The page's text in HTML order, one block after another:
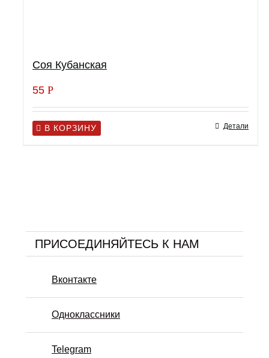
Соя Кубанская
55 Р
В КОРЗИНУ Детали
ПРИСОЕДИНЯЙТЕСЬ К НАМ
Вконтакте
Одноклассники
Telegram